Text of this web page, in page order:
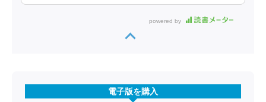
powered by
電子版を購入